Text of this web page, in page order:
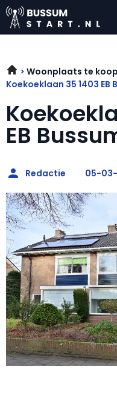
Woonplaats te koop
Koekoeklaan 35 1403 EB
EB
Redactie 05-